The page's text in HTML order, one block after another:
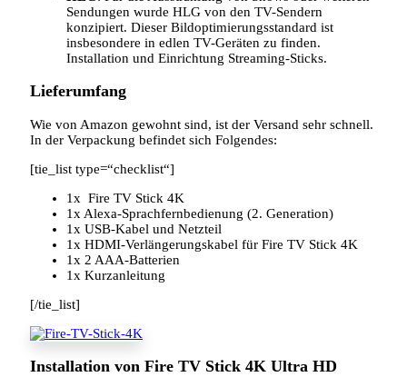
Sendungen wurde HLG von den TV-Sendern
konzipiert. Dieser Bildoptimierungsstandard ist
insbesondere in edlen TV-Geräten zu finden.
Installation und Einrichtung Streaming-Sticks.
Lieferumfang
Wie von Amazon gewohnt sind, ist der Versand sehr schnell.
In der Verpackung befindet sich Folgendes:
[tie_list type=“checklist“]
1x Fire TV Stick 4K
1x Alexa-Sprachfernbedienung (2. Generation)
1x USB-Kabel und Netzteil
1x HDMI-Verlängerungskabel für Fire TV Stick 4K
1x 2 AAA-Batterien
1x Kurzanleitung
[/tie_list]
Installation von Fire TV Stick 4K Ultra HD